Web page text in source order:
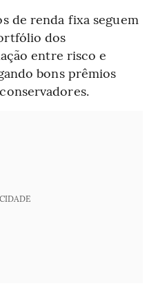
de renda fixa seguem
dos
entre risco e
bons prêmios